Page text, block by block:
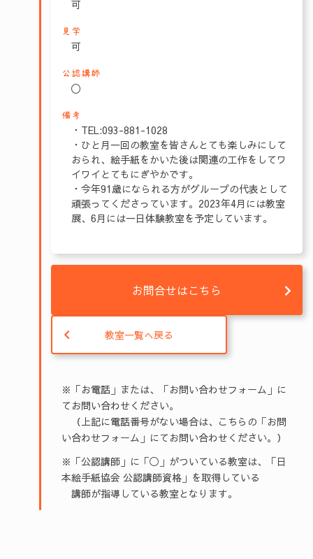
可
見学
可
公認講師
〇
備考
・TEL:093-881-1028
・ひと月一回の教室を皆さんとても楽しみにして
おられ、絵手紙をかいた後は関連の工作をしてワ
イワイとてもにぎやかです。
・今年91歳になられる方がグループの代表として
頑張ってくださっています。2023年4月には教室
展、6月には一日体験教室を予定しています。
お問合せはこちら
教室一覧へ戻る
※「お電話」または、「お問い合わせフォーム」に
てお問い合わせください。
（上記に電話番号がない場合は、こちらの「お問
い合わせフォーム」にてお問い合わせください。）
※「公認講師」に「◯」がついている教室は、「日
本絵手紙協会 公認講師資格」を取得している
講師が指導している教室となります。